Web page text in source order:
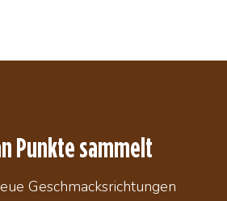
Punkte sammelt
Geschmacksrichtungen